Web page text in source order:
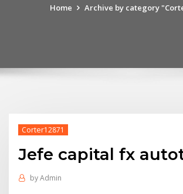
Home Archive by category
Corter12871
Jefe capital fx
byAdmin